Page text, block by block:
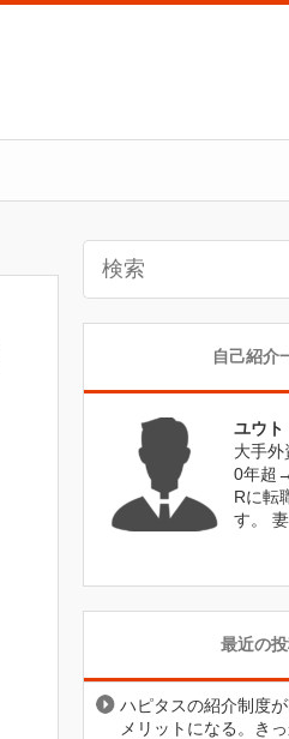
自己紹介
ユウト
大手外
0年超
Rに転
す。
最近の
ハピタスの紹介制度
メリットになる。き